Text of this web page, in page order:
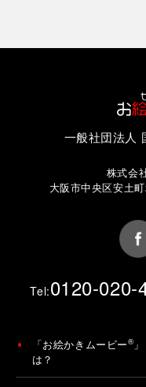
一般社団法人
株式会
大阪市中央区安土
Tel:0120-020-
「お絵かきムービー®
は？